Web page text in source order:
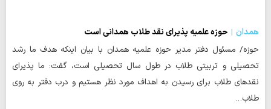
همدان
حوزه علمیه پذیرای نقد طلاب همدانی است
حوزه/ مسئول دفتر مدیر حوزه علمیه همدان با بیان اینکه هدف ما رشد
تحصیلی و تربیتی طلاب در طول سال تحصیلی است، گفت: ما پذیرای
نقدهای طلاب برای رسیدن به اهداف مورد نظر هستیم و درب دفتر به روی
طلاب…